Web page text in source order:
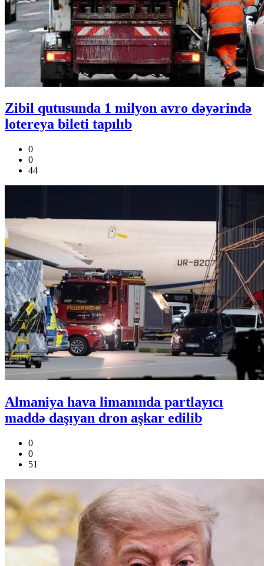
Zibil qutusunda 1 milyon avro dəyərində
lotereya bileti tapılıb
0
0
44
Almaniya hava limanında partlayıcı
maddə daşıyan dron aşkar edilib
0
0
51